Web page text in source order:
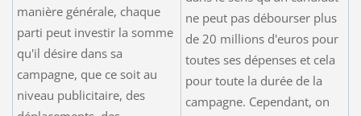
manière générale, chaque
parti peut investir la somme
qu'il désire dans sa
campagne, que ce soit au
niveau publicitaire, des
ne peut pas débourser plus
de 20 millions d'euros pour
toutes ses dépenses et cela
pour toute la durée de la
campagne. Cependant, on